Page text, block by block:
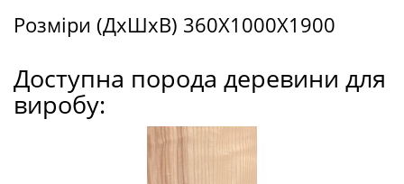
Розміри (ДxШxВ) 360X1000X1900
Доступна порода деревини для
виробу: